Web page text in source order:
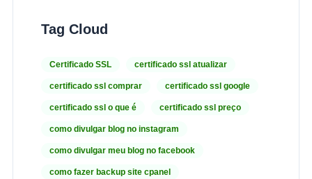
Tag Cloud
Certificado SSL certificado ssl atualizar
certificado ssl comprar certificado ssl google
certificado ssl o que é certificado ssl preço
como divulgar blog no instagram
como divulgar meu blog no facebook
como fazer backup site cpanel